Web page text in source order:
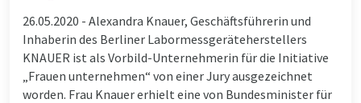
26.05.2020 - Alexandra Knauer, Geschäftsführerin und
Inhaberin des Berliner Labormessgeräteherstellers
KNAUER ist als Vorbild-Unternehmerin für die Initiative
„Frauen unternehmen“ von einer Jury ausgezeichnet
worden. Frau Knauer erhielt eine von Bundesminister für